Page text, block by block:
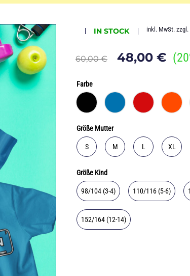
IN STOCK inkl. MwSt. zzgl.
60,00€ 48,00 € (20
Farbe
Größe Mutter
S M L XL
Größe Kind
98/104 (3-4) 110/116 (5-6)
152/164 (12-14)